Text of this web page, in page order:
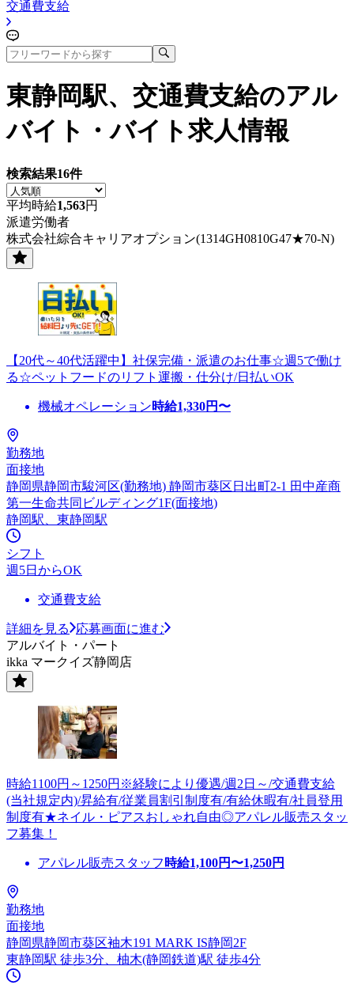
交通費支給
東静岡駅、交通費支給のアル
バイト・バイト求人情報
検索結果16件
平均時給1,563円
派遣労働者
株式会社綜合キャリアオプション(1314GH0810G47★70-N)
【20代～40代活躍中】社保完備・派遣のお仕事☆週5で働け
る☆ペットフードのリフト運搬・仕分け/日払いOK
機械オペレーション時給1,330円〜
勤務地
面接地
静岡県静岡市駿河区(勤務地) 静岡市葵区日出町2-1 田中産商
第一生命共同ビルディング1F(面接地)
静岡駅、東静岡駅
シフト
週5日からOK
交通費支給
詳細を見る
応募画面に進む
アルバイト・パート
ikka マークイズ静岡店
時給1100円～1250円※経験により優遇/週2日～/交通費支給
(当社規定内)/昇給有/従業員割引制度有/有給休暇有/社員登用
制度有★ネイル・ピアスおしゃれ自由◎アパレル販売スタッ
フ募集！
アパレル販売スタッフ 時給1,100円〜1,250円
勤務地
面接地
静岡県静岡市葵区袖木191 MARK IS静岡2F
東静岡駅 徒歩3分、柚木(静岡鉄道)駅 徒歩4分